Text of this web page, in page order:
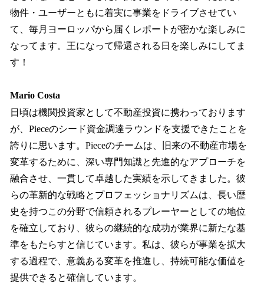
物件・ユーザーともに着実に事業をドライブさせてい
て、毎月ヨーロッパから届くレポートが密かな楽しみに
なってます。王になって帰還される日を楽しみにしてま
す！
Mario Costa
日頃は機関投資家として不動産投資に携わっております
が、Pieceのシード資金調達ラウンドを支援できたことを
誇りに思います。Pieceのチームは、旧来の不動産市場を
変革するために、深い専門知識と先進的なアプローチを
融合させ、一貫して卓越した実績を示してきました。彼
らの革新的な戦略とプロフェッショナリズムは、長い歴
史を持つこの分野で信頼されるプレーヤーとしての地位
を確立しており、彼らの継続的な成功が業界に新たな基
準をもたらすと信じています。私は、彼らが事業を拡大
する過程で、意義ある変革を推進し、持続可能な価値を
提供できると確信しています。